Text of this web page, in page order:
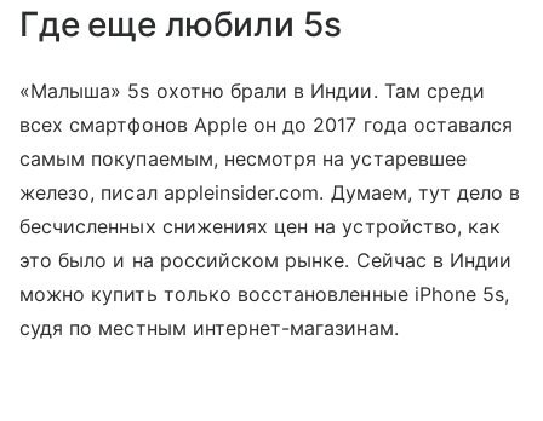
Где еще любили 5s
«Малыша» 5s охотно брали в Индии. Там среди
всех смартфонов Apple он до 2017 года оставался
самым покупаемым, несмотря на устаревшее
железо, писал appleinsider.com. Думаем, тут дело в
бесчисленных снижениях цен на устройство, как
это было и на российском рынке. Cейчас в Индии
можно купить только восстановленные iPhone 5s,
судя по местным интернет-магазинам.